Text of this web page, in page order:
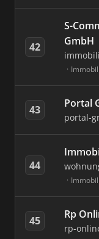
42
S-
GmbH
43 Portal
portal-
44
45 Rp
rp-